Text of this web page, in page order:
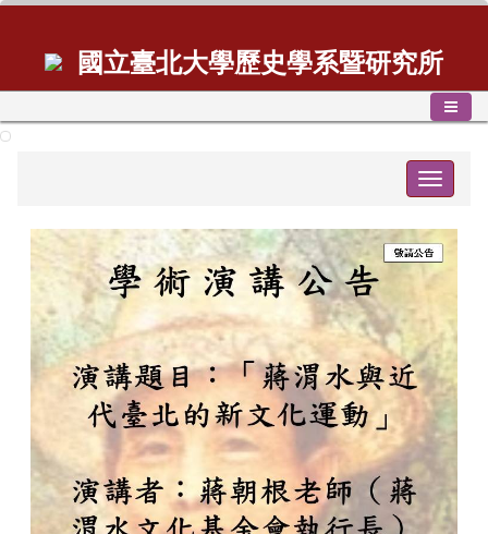
國立臺北大學歷史學系暨研究所
Toggle